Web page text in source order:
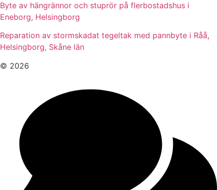
Byte av hängrännor och stuprör på flerbostadshus i
Eneborg, Helsingborg
Reparation av stormskadat tegeltak med pannbyte i Råå,
Helsingborg, Skåne län
© 2026